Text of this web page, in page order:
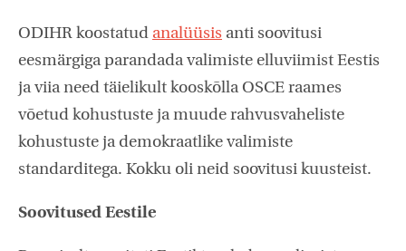
ODIHR koostatud analüüsis anti soovitusi
eesmärgiga parandada valimiste elluviimist Eestis
ja viia need täielikult kooskõlla OSCE raames
võetud kohustuste ja muude rahvusvaheliste
kohustuste ja demokraatlike valimiste
standarditega. Kokku oli neid soovitusi kuusteist.
Soovitused Eestile